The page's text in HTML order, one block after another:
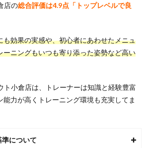
店の総合評価は4.9点「トップレベルで良
も効果の実感や、初心者にあわせたメニュ
ーニングもいつも寄り添った姿勢など高い
ト小倉店は、トレーナーは知識と経験豊富
能力が高くトレーニング環境も充実してま
について